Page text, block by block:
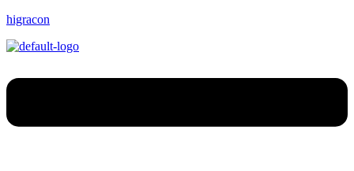
higracon